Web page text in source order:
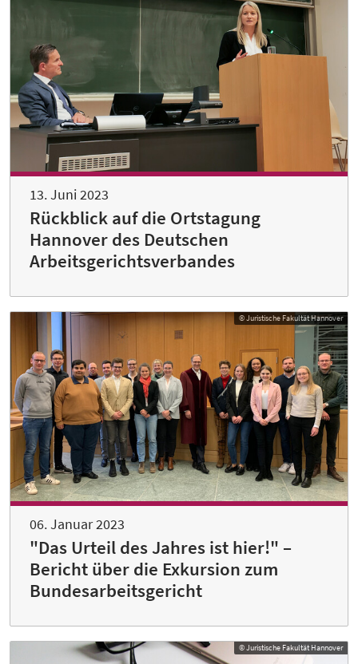
13. Juni 2023
Rückblick auf die Ortstagung
Hannover des Deutschen
Arbeitsgerichtsverbandes
© Juristische Fakultät Hannover
06. Januar 2023
"Das Urteil des Jahres ist hier!" –
Bericht über die Exkursion zum
Bundesarbeitsgericht
© Juristische Fakultät Hannover